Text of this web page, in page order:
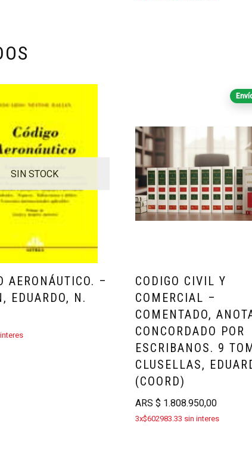
SIN STOCK
AERONÁUTICO. –
EDUARDO, N.
CODIGO CIVIL Y
COMERCIAL –
COMENTADO,
CONCORDADO POR
ESCRIBANOS. 9
CLUSELLAS,
(COORD)
ARS$ 1.808.950,00
3x$602983.33 sin interes